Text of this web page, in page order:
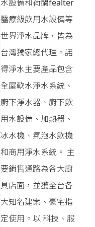
水設備和荷蘭fealter
醫療級飲用水設備等
世界淨水品牌，皆為
台灣獨家總代理。諾
得淨水主要產品包含
全屋軟水淨水系統、
廚下淨水器、廚下飲
用水設備、加熱器、
冰水機、氣泡水飲機
和商用淨水系統。 主
要銷售通路為各大廚
具店面，並獲全台各
大知名建案、豪宅指
定使用。以 科技、服